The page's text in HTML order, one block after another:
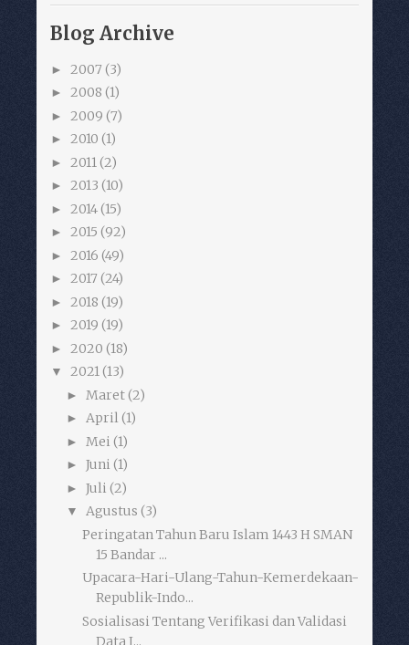
Blog Archive
► 2007 (3)
► 2008 (1)
► 2009 (7)
► 2010 (1)
► 2011 (2)
► 2013 (10)
► 2014(15)
► 2015 (92)
► 2016 (49)
► 2017 (24)
► 2018 (19)
► 2019 (19)
► 2020 (18)
▼ 2021(13)
► Maret(2)
► April(1)
► Mei (1)
► Juni (1)
► Juli (2)
▼ Agustus (3)
Peringatan Tahun Baru Islam 1443 H SMAN
15 Bandar ...
Upacara-Hari-Ulang-Tahun-Kemerdekaan-
Republik-Indo...
Sosialisasi Tentang Verifikasi dan Validasi
Data I...